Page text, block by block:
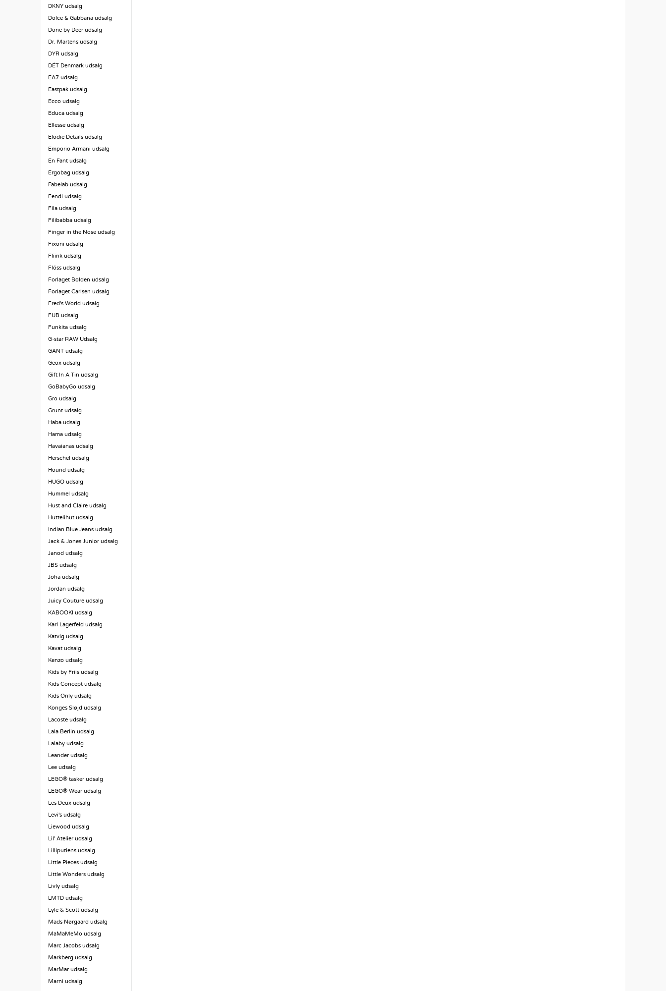
DKNY udsalg
Dolce & Gabbana udsalg
Done by Deer udsalg
Dr. Martens udsalg
DYR udsalg
DÉT Denmark udsalg
EA7 udsalg
Eastpak udsalg
Ecco udsalg
Educa udsalg
Ellesse udsalg
Elodie Details udsalg
Emporio Armani udsalg
En Fant udsalg
Ergobag udsalg
Fabelab udsalg
Fendi udsalg
Fila udsalg
Filibabba udsalg
Finger in the Nose udsalg
Fixoni udsalg
Fliink udsalg
Flöss udsalg
Forlaget Bolden udsalg
Forlaget Carlsen udsalg
Fred's World udsalg
FUB udsalg
Funkita udsalg
G-star RAW Udsalg
GANT udsalg
Geox udsalg
Gift In A Tin udsalg
GoBabyGo udsalg
Gro udsalg
Grunt udsalg
Haba udsalg
Hama udsalg
Havaianas udsalg
Herschel udsalg
Hound udsalg
HUGO udsalg
Hummel udsalg
Hust and Claire udsalg
Huttelihut udsalg
Indian Blue Jeans udsalg
Jack & Jones Junior udsalg
Janod udsalg
JBS udsalg
Joha udsalg
Jordan udsalg
Juicy Couture udsalg
KABOOKI udsalg
Karl Lagerfeld udsalg
Katvig udsalg
Kavat udsalg
Kenzo udsalg
Kids by Friis udsalg
Kids Concept udsalg
Kids Only udsalg
Konges Sløjd udsalg
Lacoste udsalg
Lala Berlin udsalg
Lalaby udsalg
Leander udsalg
Lee udsalg
LEGO® tasker udsalg
LEGO® Wear udsalg
Les Deux udsalg
Levi's udsalg
Liewood udsalg
Lil' Atelier udsalg
Lilliputiens udsalg
Little Pieces udsalg
Little Wonders udsalg
Livly udsalg
LMTD udsalg
Lyle & Scott udsalg
Mads Nørgaard udsalg
MaMaMeMo udsalg
Marc Jacobs udsalg
Markberg udsalg
MarMar udsalg
Marni udsalg